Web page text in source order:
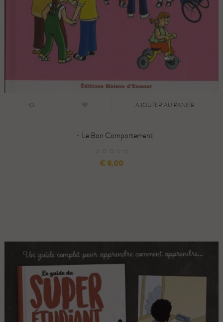
AJOUTER AU PANIER
Le Bon Comportement -...
السعر
8.00 €